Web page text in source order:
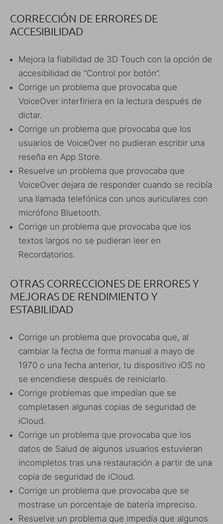
CORRECCIÓN DE ERRORES DE
ACCESIBILIDAD
Mejora la fiabilidad de 3D Touch con la opción de
accesibilidad de “Control por botón”.
Corrige un problema que provocaba que
VoiceOver interfiriera en la lectura después de
dictar.
Corrige un problema que provocaba que los
usuarios de VoiceOver no pudieran escribir una
reseña en App Store.
Resuelve un problema que provocaba que
VoiceOver dejara de responder cuando se recibía
una llamada telefónica con unos auriculares con
micrófono Bluetooth.
Corrige un problema que provocaba que los
textos largos no se pudieran leer en
Recordatorios.
OTRAS CORRECCIONES DE ERRORES Y
MEJORAS DE RENDIMIENTO Y
ESTABILIDAD
Corrige un problema que provocaba que, al
cambiar la fecha de forma manual a mayo de
1970 o una fecha anterior, tu dispositivo iOS no
se encendiese después de reiniciarlo.
Corrige problemas que impedían que se
completasen algunas copias de seguridad de
iCloud.
Corrige un problema que provocaba que los
datos de Salud de algunos usuarios estuvieran
incompletos tras una restauración a partir de una
copia de seguridad de iCloud.
Corrige un problema que provocaba que se
mostrase un porcentaje de batería impreciso.
Resuelve un problema que impedía que algunos